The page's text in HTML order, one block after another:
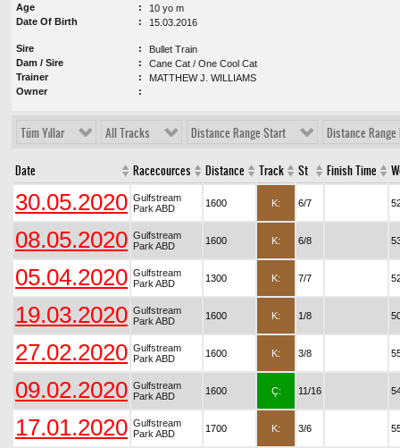
Age
10 yo m
Date Of Birth
15.03.2016
Sire
Bullet Train
Dam / Sire
Cane Cat / One Cool Cat
Trainer
MATTHEW J. WILLIAMS
Owner
Tüm Yıllar All Tracks Distance Range Start Distance Range
Date Racecources Distance Track St Finish Time
30.05.2020 Gulfstream
Park ABD
1600 K: 6/7
08.05.2020 Gulfstream
Park ABD
1600 K: 6/8
05.04.2020 Gulfstream
Park ABD
1300 K: 7/7
19.03.2020 Gulfstream
Park ABD
1600 K: 1/8
27.02.2020 Gulfstream
Park ABD
1600 K: 3/8
09.02.2020 Gulfstream
Park ABD
1600 Ç: 11/16
17.01.2020 Gulfstream
Park ABD
1700 K: 3/6